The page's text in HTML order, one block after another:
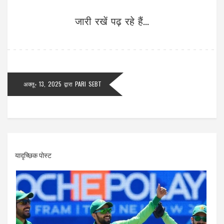
जारी रखें पढ़ रहे हैं...
अक्तू॰ 13, 2025 द्वारा PARI SEBT
यादृच्छिक पोस्ट